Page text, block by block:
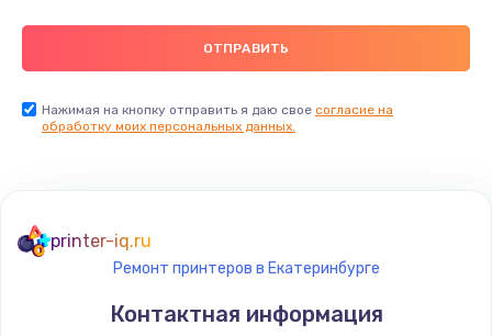
Заказать
Замена термостата
1200 руб.
Нажимая на кнопку отправить я даю свое согласие на
обработку моих персональных данных.
printer-iq.ru
Ремонт принтеров в Екатеринбурге
Контактная информация